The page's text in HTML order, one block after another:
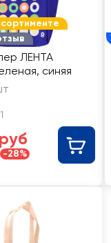
ЛЕНТА
синяя
-28%